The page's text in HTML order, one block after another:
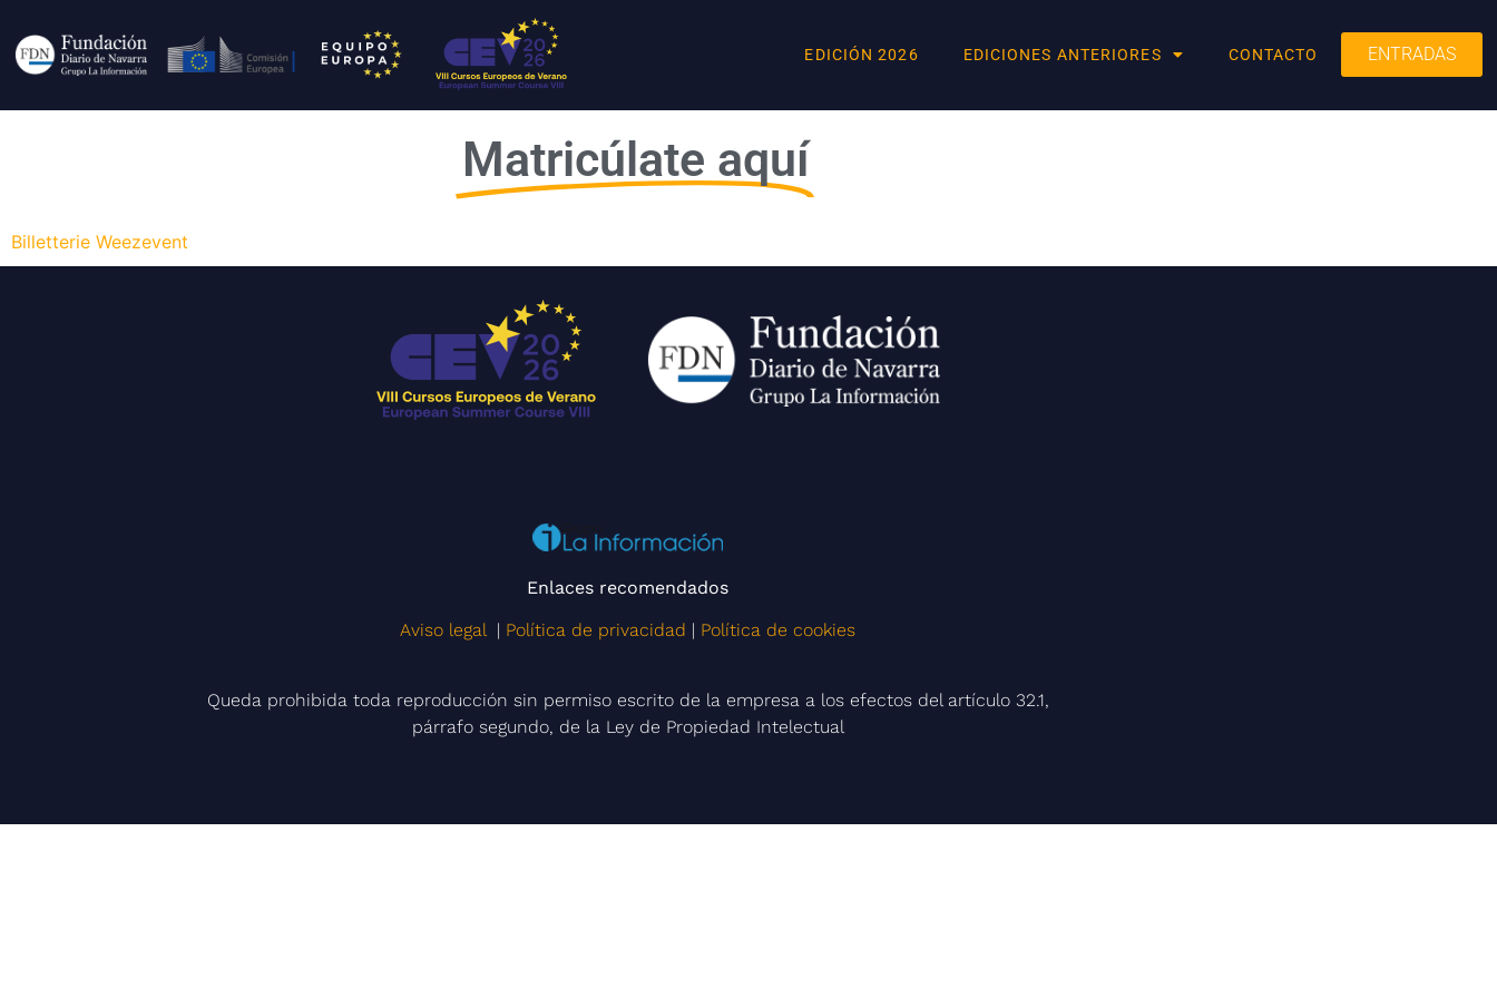
EDICIÓN 2026 EDICIONES ANTERIORES CONTACTO ENTRADAS
Matricúlate aquí
Billetterie Weezevent
Enlaces recomendados
Aviso legal | Política de privacidad | Política de cookies
Queda prohibida toda reproducción sin permiso escrito de la empresa a los efectos del artículo 32.1,
párrafo segundo, de la Ley de Propiedad Intelectual